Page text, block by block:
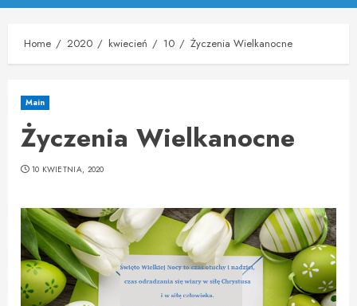
Menu
Home 2020 kwiecień 10 Życzenia Wielkanocne
Main
Życzenia Wielkanocne
10 KWIETNIA, 2020